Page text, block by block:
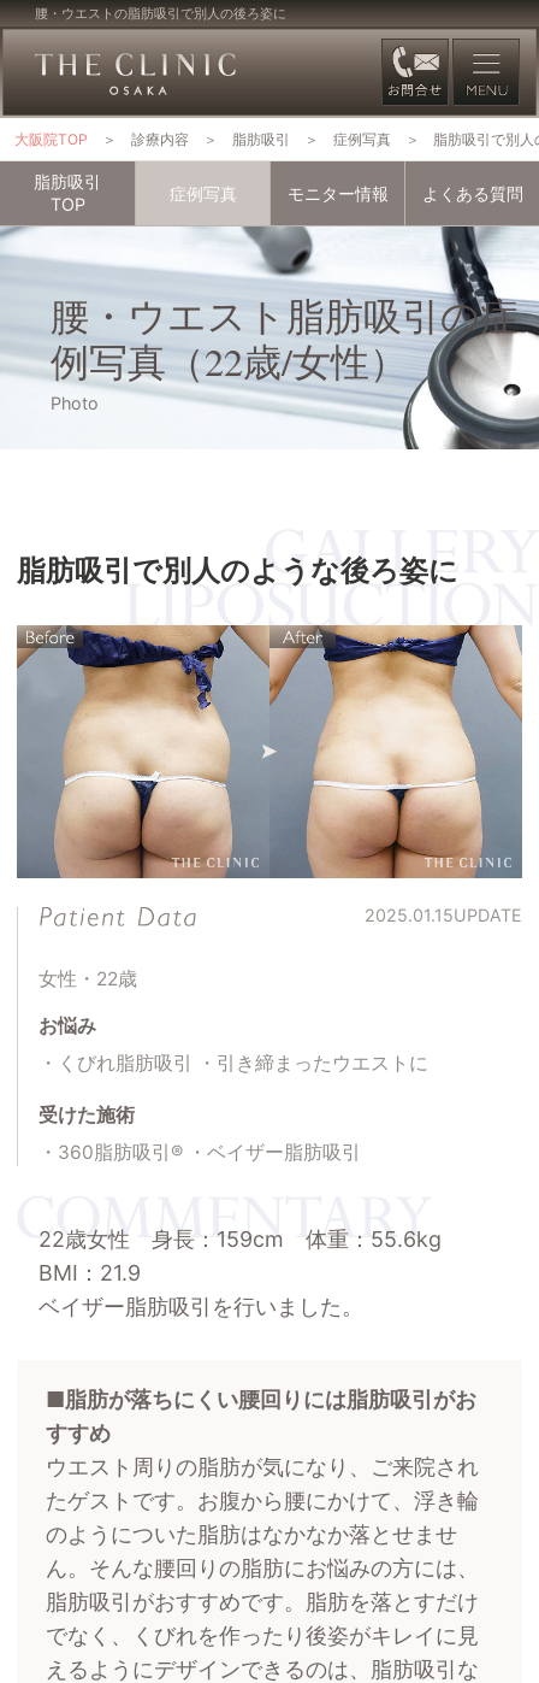
腰・ウエストの脂肪吸引で別人の後ろ姿に
大阪院TOP 診療内容 脂肪吸引 症例写真 脂肪吸引で別
脂肪吸引
TOP
症例写真 モニター情報 よくある質問
腰・ウエスト脂肪吸引の症
例写真（22歳/女性）
脂肪吸引で別人のような後ろ姿に
2025.01.15UPDATE
女性・22歳
お悩み
くびれ脂肪吸引
引き締まったウエストに
受けた施術
360脂肪吸引®
ベイザー脂肪吸引
22歳女性 身長：159cm 体重：55.6kg
BMI：21.9
ベイザー脂肪吸引を行いました。
脂肪が落ちにくい腰回りには脂肪吸引がお
すすめ
ウエスト周りの脂肪が気になり、ご来院され
たゲストです。お腹から腰にかけて、浮き輪
のようについた脂肪はなかなか落とせませ
ん。そんな腰回りの脂肪にお悩みの方には、
脂肪吸引がおすすめです。脂肪を落とすだけ
でなく、くびれを作ったり後姿がキレイに見
えるようにデザインできるのは、脂肪吸引な